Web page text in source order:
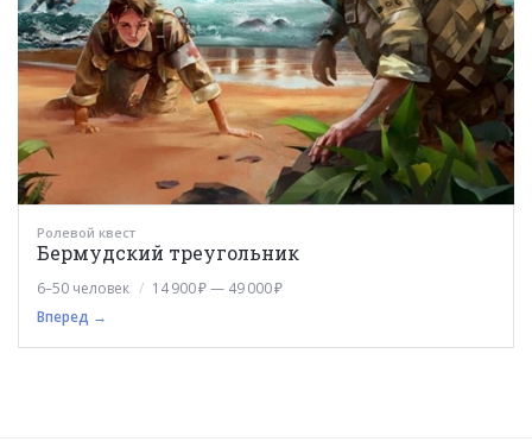
Ролевой квест
Бермудский треугольник
6–50 человек
14 900 ₽ — 49 000 ₽
Вперед →